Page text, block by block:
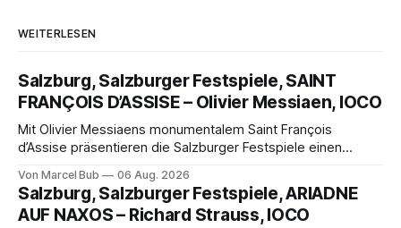
WEITERLESEN
Salzburg, Salzburger Festspiele, SAINT
FRANÇOIS D’ASSISE – Olivier Messiaen, IOCO
Mit Olivier Messiaens monumentalem Saint François
d’Assise präsentieren die Salzburger Festspiele einen
eine bildgewaltige Inszenierung, Maxime Pascal entfaltet
die komplexe Partitur eindrucksvoll, Philippe Sly berührt als
Franziskus.
Von Marcel Bub 06 Aug. 2026
Salzburg, Salzburger Festspiele, ARIADNE
AUF NAXOS – Richard Strauss, IOCO